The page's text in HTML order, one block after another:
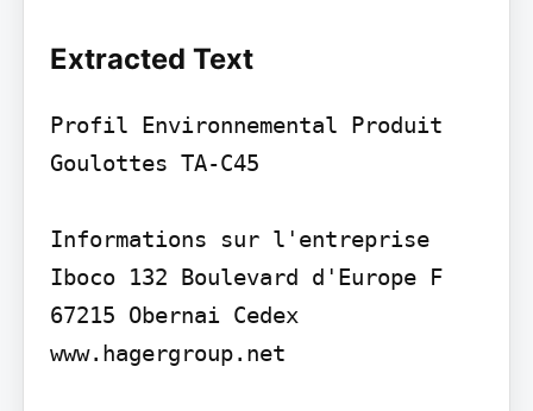
Extracted Text
Profil Environnemental Produit
Goulottes TA-C45
Informations sur l'entreprise
Iboco 132 Boulevard d'Europe F
67215 Obernai Cedex
www.hagergroup.net